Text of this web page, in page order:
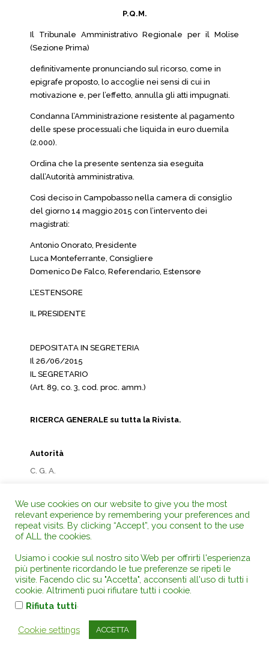
P.Q.M.
Il Tribunale Amministrativo Regionale per il Molise
(Sezione Prima)
definitivamente pronunciando sul ricorso, come in
epigrafe proposto, lo accoglie nei sensi di cui in
motivazione e, per l’effetto, annulla gli atti impugnati.
Condanna l’Amministrazione resistente al pagamento
delle spese processuali che liquida in euro duemila
(2.000).
Ordina che la presente sentenza sia eseguita
dall’Autorità amministrativa.
Così deciso in Campobasso nella camera di consiglio
del giorno 14 maggio 2015 con l’intervento dei
magistrati:
Antonio Onorato, Presidente
Luca Monteferrante, Consigliere
Domenico De Falco, Referendario, Estensore
L’ESTENSORE
IL PRESIDENTE
DEPOSITATA IN SEGRETERIA
Il 26/06/2015
IL SEGRETARIO
(Art. 89, co. 3, cod. proc. amm.)
RICERCA GENERALE su tutta la Rivista.
Autorità
C. G. A.
Corte Costituzionale
Corte dei Conti
Corte di Appello
Corte di Cassazione
Corte di Giustizia UE
Corte UE Diritti dell’uomo
Giudice di Pace
Giustizia Tributaria
We use cookies on our website to give you the most
relevant experience by remembering your preferences and
repeat visits. By clicking “Accept”, you consent to the use
of ALL the cookies.
Usiamo i cookie sul nostro sito Web per offrirti l'esperienza
più pertinente ricordando le tue preferenze se ripeti le
visite. Facendo clic su "Accetta", acconsenti all'uso di tutti i
cookie. Altrimenti puoi rifiutare tutti i cookie.
Rifiuta tutti
Cookie settings ACCETTA